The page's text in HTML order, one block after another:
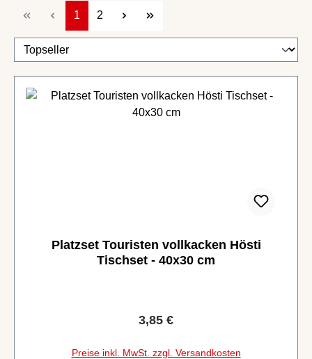
Seite
1 Seite
2
Platzset Touristen vollkacken Hösti
Tischset - 40x30 cm
Regulärer Preis:
3,85 €
Preise inkl. MwSt. zzgl. Versandkosten